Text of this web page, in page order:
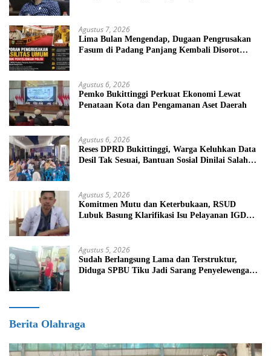
Agustus 7, 2026
Lima Bulan Mengendap, Dugaan Pengrusakan
Fasum di Padang Panjang Kembali Disorot
Agustus 6, 2026
Pemko Bukittinggi Perkuat Ekonomi Lewat
Penataan Kota dan Pengamanan Aset Daerah
Agustus 6, 2026
Reses DPRD Bukittinggi, Warga Keluhkan Data
Desil Tak Sesuai, Bantuan Sosial Dinilai Salah
Agustus 5, 2026
Komitmen Mutu dan Keterbukaan, RSUD
Lubuk Basung Klarifikasi Isu Pelayanan IGD
Agustus 5, 2026
Sudah Berlangsung Lama dan Terstruktur,
Diduga SPBU Tiku Jadi Sarang Penyelewengan
Berita Olahraga